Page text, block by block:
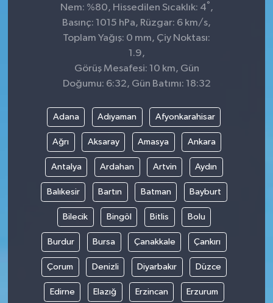
Nem: %80, Hissedilen Sıcaklık: 4°,
Basınç: 1015 hPa, Rüzgar: 6 km/s,
Toplam Yağış: 0 mm, Çiy Noktası:
1.9,
Görüş Mesafesi: 10 km, Gün
Doğumu: 6:32, Gün Batımı: 18:32
Adana Adıyaman Afyonkarahisar
Ağrı Aksaray Amasya Ankara
Antalya Ardahan Artvin Aydın
Balıkesir Bartın Batman Bayburt
Bilecik Bingöl Bitlis Bolu
Burdur Bursa Çanakkale Çankırı
Çorum Denizli Diyarbakır Düzce
Edirne Elazığ Erzincan Erzurum